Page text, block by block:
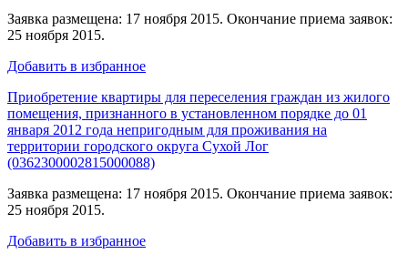
Заявка размещена: 17 ноября 2015. Окончание приема заявок:
25 ноября 2015.
Добавить в избранное
Приобретение квартиры для переселения граждан из жилого
помещения, признанного в установленном порядке до 01
января 2012 года непригодным для проживания на
территории городского округа Сухой Лог
(0362300002815000088)
Заявка размещена: 17 ноября 2015. Окончание приема заявок:
25 ноября 2015.
Добавить в избранное